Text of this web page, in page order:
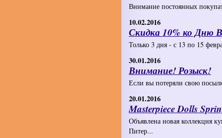
Внимание постоянных
10.02.2016
Скидка 10% ко Дню
Только 3 дня - с 13 по 15
30.01.2016
Внимание! Розыск!
Если вы потеряли свою
20.01.2016
Masterpiece Dolls
Объявлена новая коллекция
Питер...